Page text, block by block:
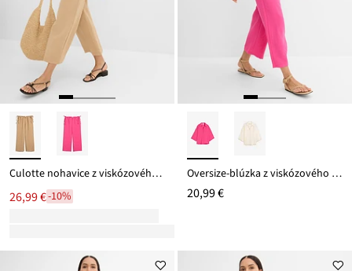
Culotte nohavice z viskózového mixu
26,99 €-10%
Oversize-blúzka z viskózového mixu
20,99 €